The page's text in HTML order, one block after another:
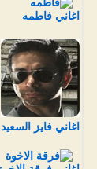
اغاني فاطمه
اغاني فايز السعيد